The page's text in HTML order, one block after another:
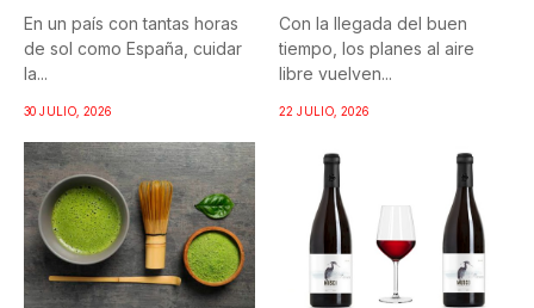
En un país con tantas horas
de sol como España, cuidar
la...
30 JULIO, 2026
Con la llegada del buen
tiempo, los planes al aire
libre vuelven...
22 JULIO, 2026